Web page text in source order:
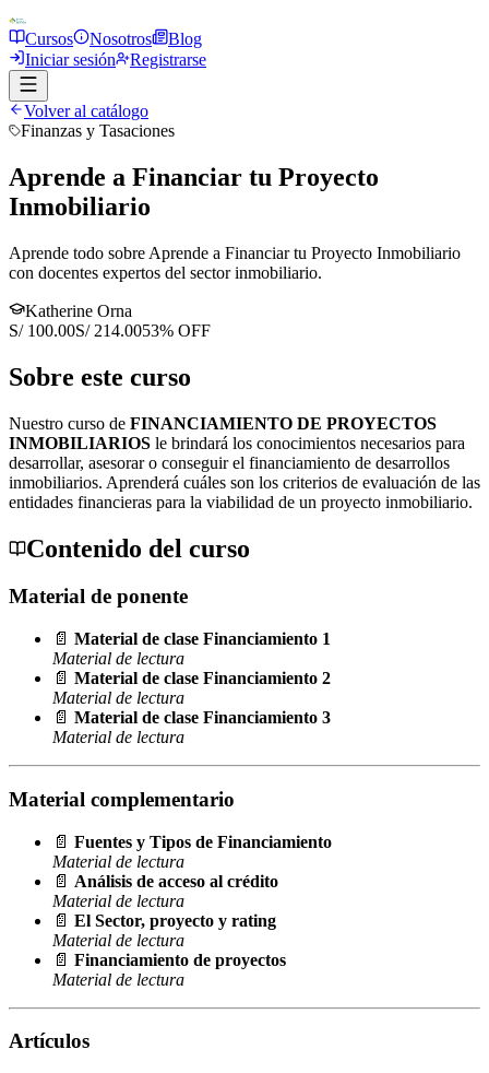
Cursos Nosotros
Blog
Iniciar sesión
Registrarse
Volver al catálogo
Finanzas y Tasaciones
Aprende a Financiar tu Proyecto
Inmobiliario
Aprende todo sobre Aprende a Financiar tu Proyecto Inmobiliario
con docentes expertos del sector inmobiliario.
Katherine Orna
S/ 100.00S/ 214.0053% OFF
Sobre este curso
Nuestro curso de FINANCIAMIENTO DE PROYECTOS
INMOBILIARIOS le brindará los conocimientos necesarios para
desarrollar, asesorar o conseguir el financiamiento de desarrollos
inmobiliarios. Aprenderá cuáles son los criterios de evaluación de las
entidades financieras para la viabilidad de un proyecto inmobiliario.
Contenido del curso
Material de ponente
📄 Material de clase Financiamiento 1
Material de lectura
📄 Material de clase Financiamiento 2
Material de lectura
📄 Material de clase Financiamiento 3
Material de lectura
Material complementario
📄 Fuentes y Tipos de Financiamiento
Material de lectura
📄 Análisis de acceso al crédito
Material de lectura
📄 El Sector, proyecto y rating
Material de lectura
📄 Financiamiento de proyectos
Material de lectura
Artículos